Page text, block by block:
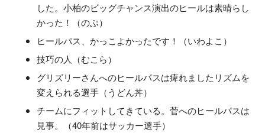
した。小柏のビッグチャンス演出のヒールは素晴らし
かった！（のぶ）
ヒールパス、かっこよかったです！（いわよこ）
技巧の人（むこら）
グリズリーさんへのヒールパスは痺れましたリズムを
変えられる選手（うどん丼）
チームにフィットしてきている。菅へのヒールパスは
見事。（40年前はサッカー選手）